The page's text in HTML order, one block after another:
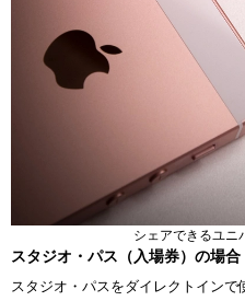
シェアできるユニ
スタジオ・パス（入場券）の場合
スタジオ・パスをダイレクトイン